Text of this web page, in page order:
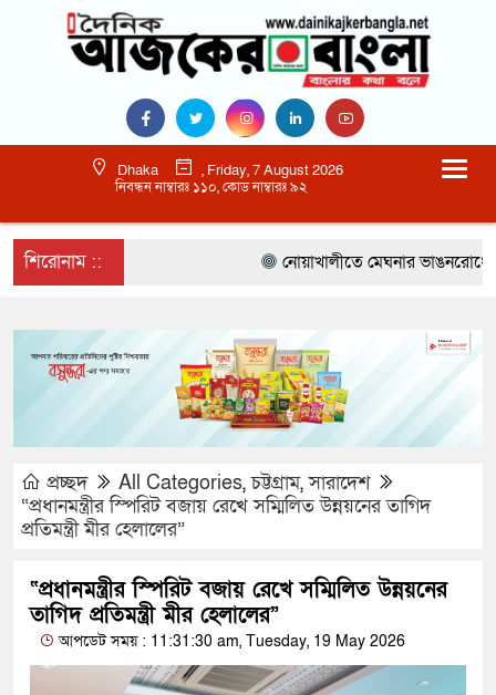
Dhaka
, Friday, 7 August 2026
নিবন্ধন নাম্বারঃ ১১০, কোড নাম্বারঃ ৯২
শিরোনাম :: নোয়াখালীতে মেঘনার ভাঙনরোধে
প্রচ্ছদ All Categories,চট্টগ্রাম,সারাদেশ
“প্রধানমন্ত্রীর স্পিরিট বজায় রেখে সম্মিলিত উন্নয়নের তাগিদ
প্রতিমন্ত্রী মীর হেলালের”
“প্রধানমন্ত্রীর স্পিরিট বজায় রেখে সম্মিলিত উন্নয়নের
তাগিদ প্রতিমন্ত্রী মীর হেলালের”
আপডেট সময় : 11:31:30 am, Tuesday, 19 May 2026